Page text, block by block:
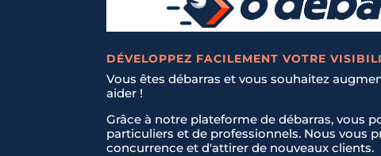
DÉVELOPPEZ FACILEMENT VOTRE
Vous êtes débarras et vous souhaitez
aider !
Grâce à notre plateforme de débarras, vous
particuliers et de professionnels. Nous vous
concurrence et d'attirer de nouveaux clients.